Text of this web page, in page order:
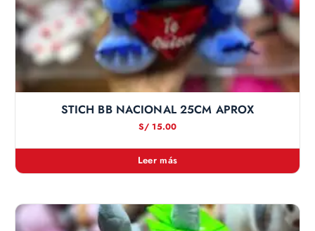
STICH BB NACIONAL 25CM APROX
S/ 15.00
Leer más